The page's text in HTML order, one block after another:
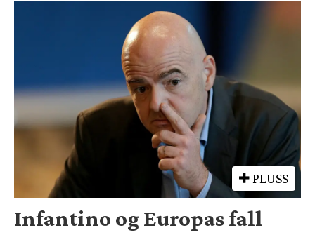
PLUSS
Infantino og Europas fall